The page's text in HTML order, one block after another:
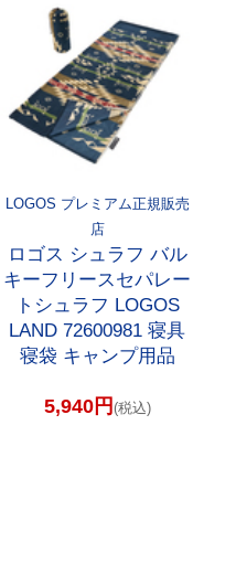
LOGOS プレミアム正規販売
店
ロゴス シュラフ バル
キーフリースセパレー
トシュラフ LOGOS
LAND 72600981 寝具
寝袋 キャンプ用品
5,940円 (税込)